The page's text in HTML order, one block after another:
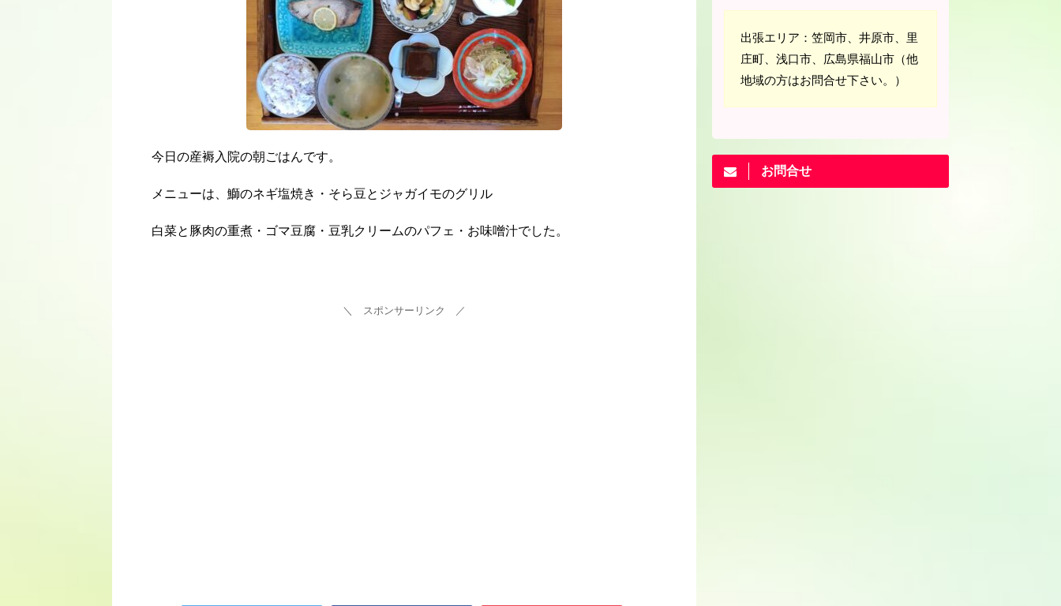
今日の産褥入院の朝ごはんです。
メニューは、鰤のネギ塩焼き・そら豆とジャガイモのグリル
白菜と豚肉の重煮・ゴマ豆腐・豆乳クリームのパフェ・お味噌汁でした。
＼ スポンサーリンク ／
出張エリア：笠岡市、井原市、里
庄町、浅口市、広島県福山市（他
地域の方はお問合せ下さい。）
お問合せ